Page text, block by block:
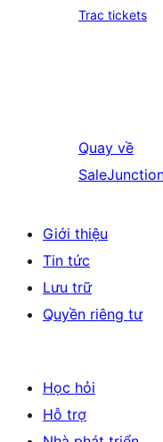
Trac tickets
Quay về
Giới thiệu
Tin tức
Lưu trữ
Quyền riêng tư
Học hỏi
Hỗ trợ